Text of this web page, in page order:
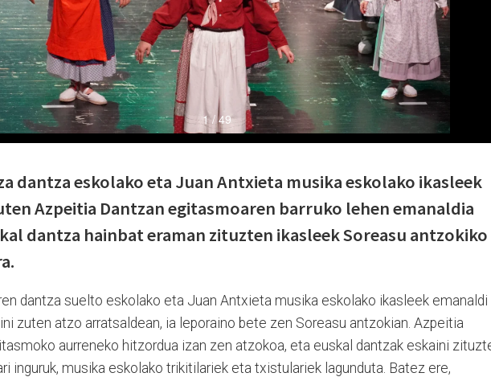
dantza eskolako eta Juan Antxieta musika eskolako ikasleek
Azpeitia Dantzan egitasmoaren barruko lehen emanaldia
dantza hainbat eraman zituzten ikasleek Soreasu antzokiko
dantza suelto eskolako eta Juan Antxieta musika eskolako ikasleek emanaldi
zuten atzo arratsaldean, ia leporaino bete zen Soreasu antzokian. Azpeitia
aurreneko hitzordua izan zen atzokoa, eta euskal dantzak eskaini
inguruk, musika eskolako trikitilariek eta txistulariek lagunduta. Batez ere,